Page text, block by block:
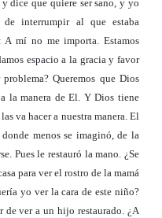
dice que quiere ser sano, y yo
interrumpir al que estaba
mí no me importa. Estamos
espacio a la gracia y favor
Queremos que Dios
la manera de El. Y Dios tiene
va hacer a nuestra manera. El
menos se imaginó, de la
Pues le restauró la mano. ¿Se
para ver el rostro de la mamá
yo ver la cara de este niño?
de ver a un hijo restaurado. ¿A